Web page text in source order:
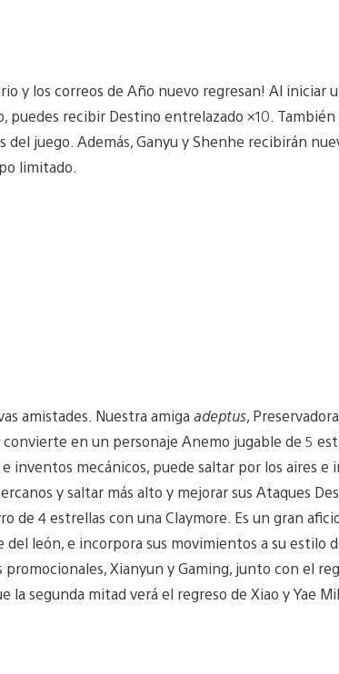
y los correos de Año nuevo regresan! Al iniciar
recibir Destino entrelazado ×10.
del juego. Además, Ganyu y Shenhe recibirán
limitado.
amistades. Nuestra amiga adeptus,
en un personaje Anemo jugable de 5
e inventos mecánicos, puede saltar por los aires e
y saltar más alto y mejorar sus Ataques
de 4 estrellas con una Claymore. Es un gran
león, e incorpora sus movimientos a su estilo
Xianyun y Gaming, junto con el
la segunda mitad verá el regreso de Xiao y Yae